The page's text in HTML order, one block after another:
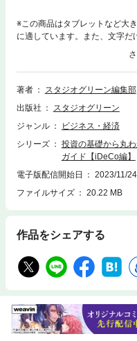
※この商品はタブレットなど大
に適しています。また、文字だ
ト、検索、辞書の参照、引用
ロでも、すぐにiDeCoをはじめ
基礎やおすすめの銘柄につい
TER.1 Q＆Aで投資信託の素
Co（イデコ）。ほったらかす
資信託なの？」「投資信託って
素朴な疑問やさまざまな不安も
ょう。そこで役立つのが本書
よく資産運用ができるようメリ
の選び方、購入・売却のやり
す。おすすめの銘柄については
率よくお金を増やして、老後資
3年6月）を分冊したものです。
著者
スタジオグリーン編集部
出版社
スタジオグリーン
ジャンル
ビジネス・経済
シリーズ
投資の基礎から丸
ガイド【iDeCo編】
電子版配信開始日
2023/11/24
ファイルサイズ
20.22 MB
作品をシェアする